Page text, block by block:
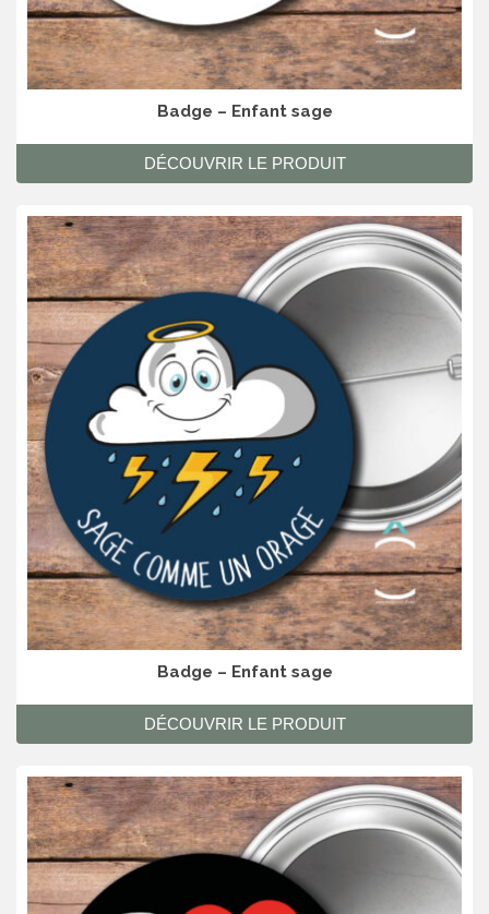
Badge – Enfant sage
DÉCOUVRIR LE PRODUIT
Badge – Enfant sage
DÉCOUVRIR LE PRODUIT